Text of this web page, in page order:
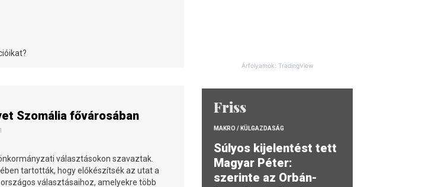
Szomália fővárosában
választásokon szavaztak.
tartották, hogy előkészítsék az utat a
választásaihoz, amelyekre több
Árfolyamok: TradingView
Friss
MAKRO / KÜLGAZDASÁG
Súlyos kijelentést tett
Magyar Péter:
szerinte az Orbán-